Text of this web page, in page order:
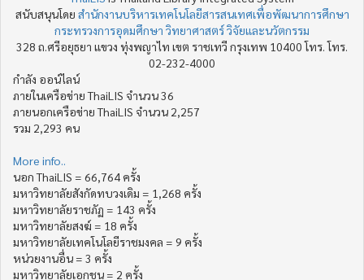
สนับสนุนโดย สำนักงานบริหารเทคโนโลยีสารสนเทศเพื่อพัฒนาการศึกษา
กระทรวงการอุดมศึกษา วิทยาศาสตร์ วิจัยและนวัตกรรม
328 ถ.ศรีอยุธยา แขวง ทุ่งพญาไท เขต ราชเทวี กรุงเทพ 10400 โทร. โทร.
02-232-4000
กำลัง ออน์ไลน์
ภายในเครือข่าย ThaiLIS จำนวน 36
ภายนอกเครือข่าย ThaiLIS จำนวน 2,257
รวม 2,293 คน
More info..
นอก ThaiLIS = 66,764 ครั้ง
มหาวิทยาลัยสังกัดทบวงเดิม = 1,268 ครั้ง
มหาวิทยาลัยราชภัฏ = 143 ครั้ง
มหาวิทยาลัยสงฆ์ = 18 ครั้ง
มหาวิทยาลัยเทคโนโลยีราชมงคล = 9 ครั้ง
หน่วยงานอื่น = 3 ครั้ง
มหาวิทยาลัยเอกชน = 2 ครั้ง